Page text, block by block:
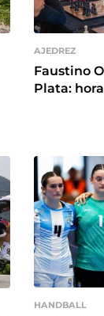
AJEDREZ
Faustino
Plata:
HANDBALL